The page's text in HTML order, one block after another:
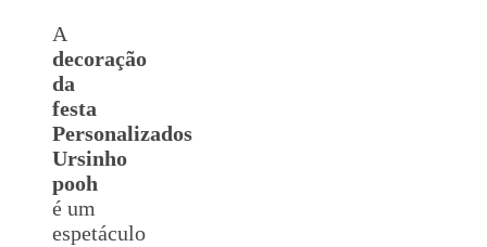
A
decoração
da
festa
Personalizados
Ursinho
pooh
é um
espetáculo